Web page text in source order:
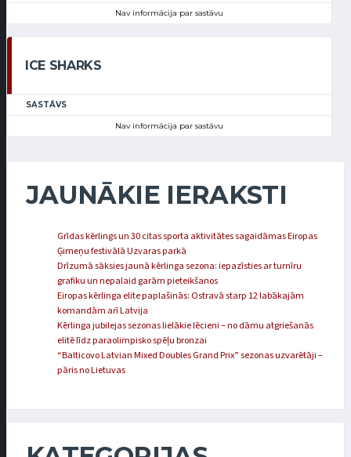
Nav informācija par sastāvu
ICE SHARKS
SASTĀVS
Nav informācija par sastāvu
JAUNĀKIE IERAKSTI
Grīdas kērlings un 30 citas sporta aktivitātes sagaidāmas Eiropas
Ģimeņu festivālā Uzvaras parkā
Drīzumā sāksies jaunā kērlinga sezona: iepazīsties ar turnīru
grafiku un nepalaid garām pieteikšanos
Eiropas kērlinga elite paplašinās: Ostravā starp 12 labākajām
komandām arī Latvija
Kērlinga jubilejas sezonas lielākie lēcieni – no dāmu atgriešanās
elitē līdz paraolimpisko spēļu bronzai
“Balticovo Latvian Mixed Doubles Grand Prix” sezonas uzvarētāji –
pāris no Lietuvas